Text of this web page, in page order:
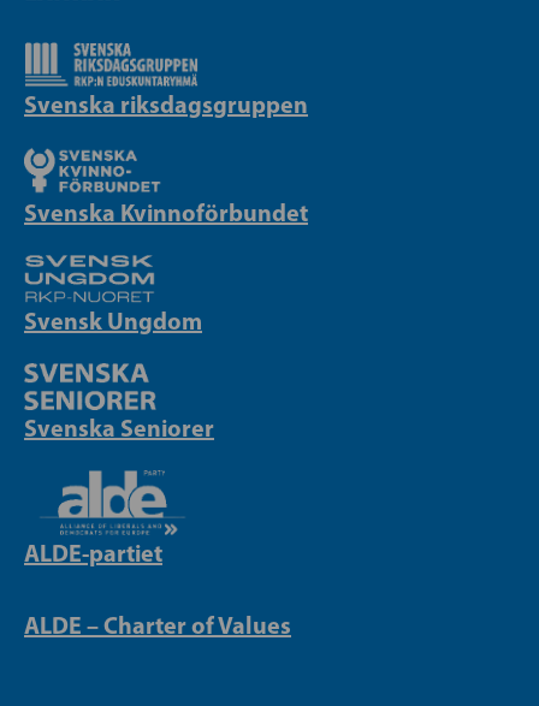
Svenska riksdagsgruppen
Svenska Kvinnoförbundet
Svensk Ungdom
Svenska Seniorer
ALDE-partiet
ALDE – Charter of Values